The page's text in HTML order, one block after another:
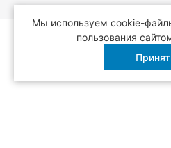
Мы используем cookie-
пользования